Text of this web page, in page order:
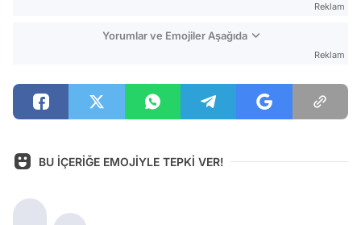
Reklam
Yorumlar ve Emojiler Aşağıda
Reklam
BU İÇERİĞE EMOJİYLE TEPKİ VER!